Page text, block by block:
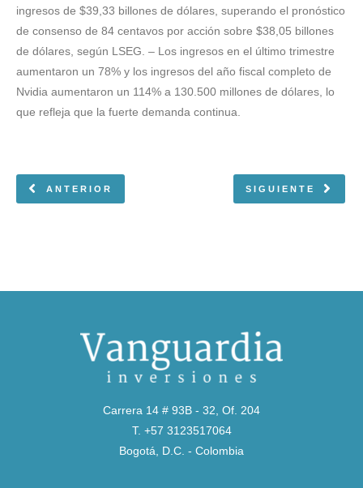
ingresos de $39,33 billones de dólares, superando el pronóstico
de consenso de 84 centavos por acción sobre $38,05 billones
de dólares, según LSEG. – Los ingresos en el último trimestre
aumentaron un 78% y los ingresos del año fiscal completo de
Nvidia aumentaron un 114% a 130.500 millones de dólares, lo
que refleja que la fuerte demanda continua.
ANTERIOR SIGUIENTE
Carrera 14 # 93B - 32, Of. 204
T. +57 3123517064
Bogotá, D.C. - Colombia